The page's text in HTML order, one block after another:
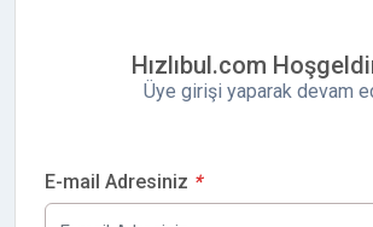
Hızlıbul.com
Üye girişi yaparak devam
E-mail Adresiniz *